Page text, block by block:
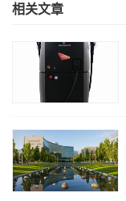
相关文章